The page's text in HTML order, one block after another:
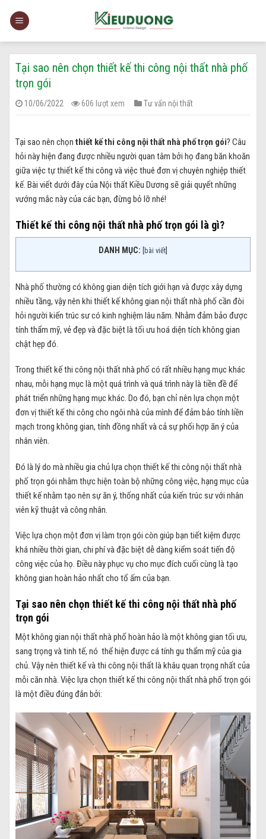
Tại sao nên chọn thiết kế thi công nội thất nhà phố
trọn gói
10/06/2022 606 lượt xem Tư vấn nội thất
Tại sao nên chọn thiết kế thi công nội thất nhà phố trọn gói? Câu
hỏi này hiện đang được nhiều người quan tâm bởi họ đang băn khoăn
giữa việc tự thiết kế thi công và việc thuê đơn vị chuyên nghiệp thiết
kế. Bài viết dưới đây của Nội thất Kiều Dương sẽ giải quyết những
vướng mắc này của các bạn, đừng bỏ lỡ nhé!
Thiết kế thi công nội thất nhà phố trọn gói là gì?
DANH MỤC: [bài viết]
Nhà phố thường có không gian diện tích giới hạn và được xây dựng
nhiều tầng, vậy nên khi thiết kế không gian nội thất nhà phố cần đòi
hỏi người kiến trúc sư có kinh nghiệm lâu năm. Nhằm đảm bảo được
tính thẩm mỹ, vẻ đẹp và đặc biệt là tối ưu hoá diện tích không gian
chật hẹp đó.
Trong thiết kế thi công nội thất nhà phố có rất nhiều hạng mục khác
nhau, mỗi hạng mục là một quá trình và quá trình này là tiền đề để
phát triển những hạng mục khác. Do đó, bạn chỉ nên lựa chọn một
đơn vị thiết kế thi công cho ngôi nhà của mình để đảm bảo tính liền
mạch trong không gian, tính đồng nhất và cả sự phối hợp ăn ý của
nhân viên.
Đó là lý do mà nhiều gia chủ lựa chọn thiết kế thi công nội thất nhà
phố trọn gói nhằm thực hiện toàn bộ những công việc, hạng mục của
thiết kế nhằm tạo nên sự ăn ý, thống nhất của kiến trúc sư với nhân
viên kỹ thuật và công nhân.
Việc lựa chọn một đơn vị làm trọn gói còn giúp bạn tiết kiệm được
khá nhiều thời gian, chi phí và đặc biệt dễ dàng kiểm soát tiến độ
công việc của họ. Điều này phục vụ cho mục đích cuối cùng là tạo
không gian hoàn hảo nhất cho tổ ấm của bạn.
Tại sao nên chọn thiết kế thi công nội thất nhà phố
trọn gói
Một không gian nội thất nhà phố hoàn hảo là một không gian tối ưu,
sang trọng và tinh tế, nó thể hiện được cá tính gu thẩm mỹ của gia
chủ. Vậy nên thiết kế và thi công nội thất là khâu quan trọng nhất của
mỗi căn nhà. Việc lựa chọn thiết kế thi công nội thất nhà phố trọn gói
là một điều đúng đắn bởi: